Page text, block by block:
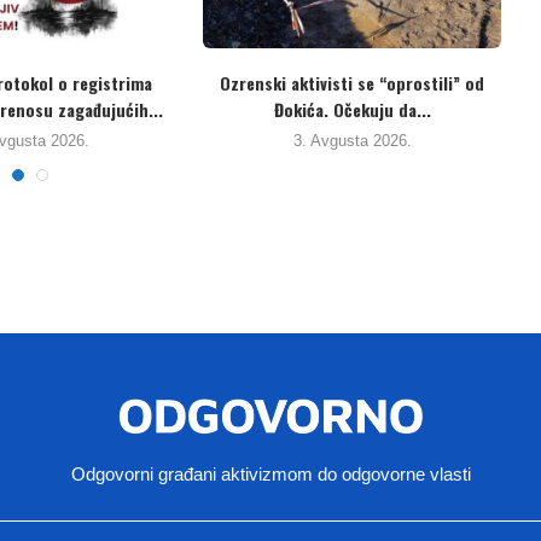
izražavaju sumnju u
vlasti. Uzorke...
31. Jula 2026.
Protest zbog nesnosnog smrada sa
deponije, koji je...
29. Jula 2026.
Odgovorni građani aktivizmom do odgovorne vlasti